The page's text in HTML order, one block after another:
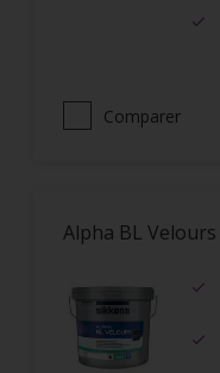
Comparer
Alpha BL Velours